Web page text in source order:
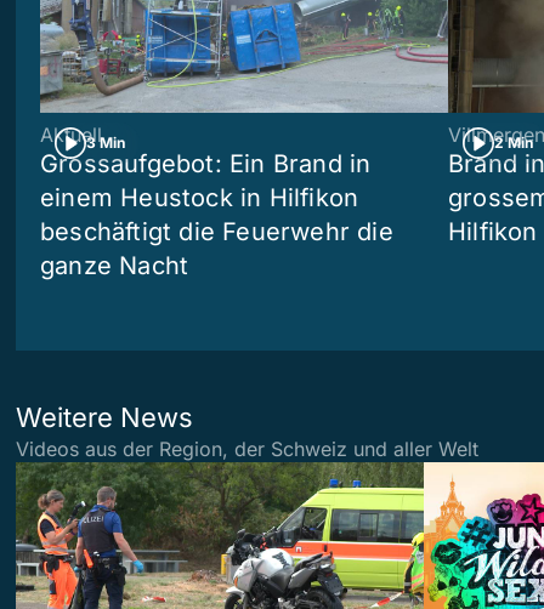
3 Min
Aktuell
Grossaufgebot: Ein Brand in
einem Heustock in Hilfikon
beschäftigt die Feuerwehr die
ganze Nacht
2 Min
Villmergen
Brand
Hilfikon
Weitere News
Videos aus der Region, der Schweiz und aller Welt